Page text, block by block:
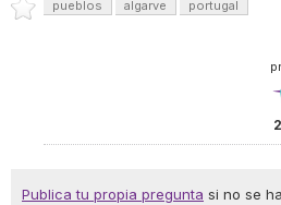
pueblos algarve portugal
Publica tu propia pregunta si no se